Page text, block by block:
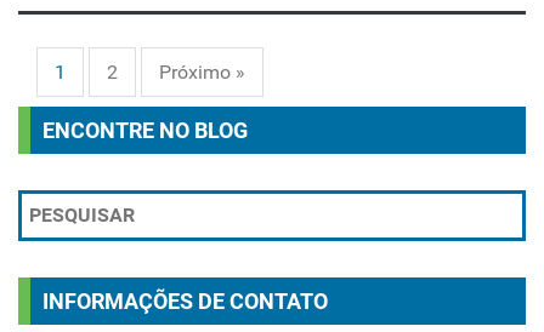
1 2 Próximo »
ENCONTRE NO BLOG
INFORMAÇÕES DE CONTATO